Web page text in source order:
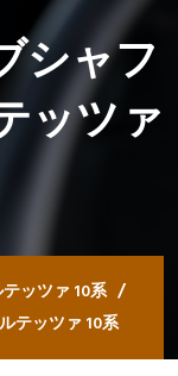
シャフ
ッツァ
ッツァ 10系
テッツァ 10系